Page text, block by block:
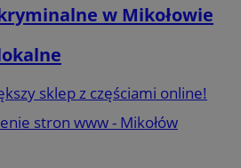
w Mikołowie
sklep z częściami online!
stron www - Mikołów